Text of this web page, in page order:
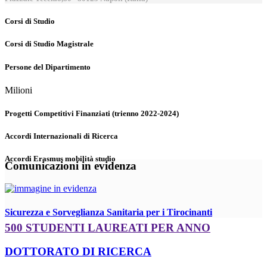
Corsi di Studio
Corsi di Studio Magistrale
Persone del Dipartimento
Milioni
Progetti Competitivi Finanziati (trienno 2022-2024)
Accordi Internazionali di Ricerca
Accordi Erasmus mobilità studio
Comunicazioni in evidenza
Sicurezza e Sorveglianza Sanitaria per i Tirocinanti
500 STUDENTI LAUREATI PER ANNO
DOTTORATO DI RICERCA